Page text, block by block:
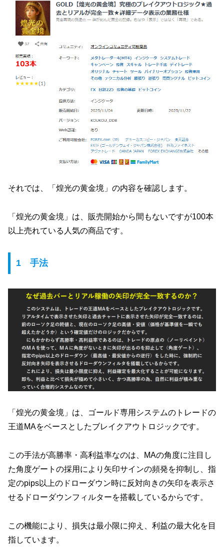
それでは、「煌光の黄金境」の内容を確認します。
「煌光の黄金境」は、販売開始から間もないですが100本
以上売れている人気の商品です。
1 手法
「煌光の黄金境」は、ゴールド専用システムのトレードの
王道MAをベースとしたブレイクアウトロジックです。
この手法が高勝率・高利益率なのは、MAの角度に注目し
た角度ゲートの採用により矢印サインの頻発を抑制し、指
定のpips以上のドローダウン時に反対向きの矢印を表示さ
せるドローダウンフィルターを搭載しているからです。
この機能により、損失は最小限に抑え、利益の最大化を目
指しています。